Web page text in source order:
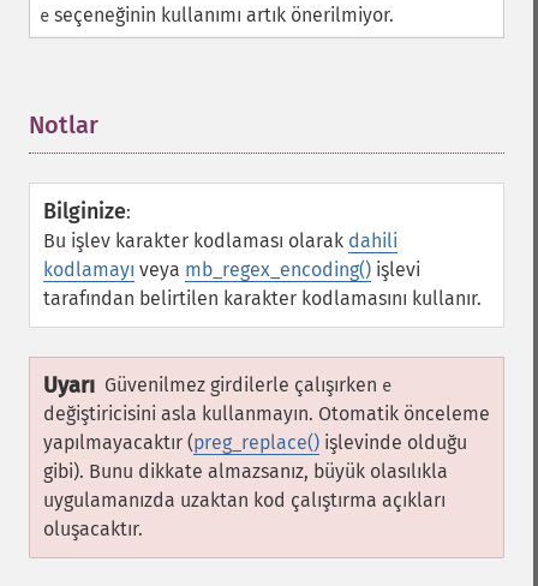
e seçeneğinin kullanımı artık önerilmiyor.
Notlar
Bilginize:
Bu işlev karakter kodlaması olarak dahili
kodlamayı veya mb_regex_encoding() işlevi
tarafından belirtilen karakter kodlamasını kullanır.
Uyarı Güvenilmez girdilerle çalışırken e
değiştiricisini asla kullanmayın. Otomatik önceleme
yapılmayacaktır (preg_replace() işlevinde olduğu
gibi). Bunu dikkate almazsanız, büyük olasılıkla
uygulamanızda uzaktan kod çalıştırma açıkları
oluşacaktır.